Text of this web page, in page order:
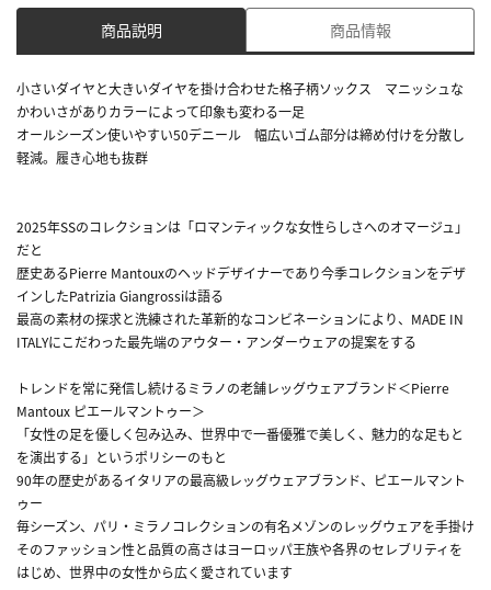
商品説明 商品情報
小さいダイヤと大きいダイヤを掛け合わせた格子柄ソックス マニッシュな
かわいさがありカラーによって印象も変わる一足
オールシーズン使いやすい50デニール 幅広いゴム部分は締め付けを分散し
軽減。履き心地も抜群
2025年SSのコレクションは「ロマンティックな女性らしさへのオマージュ」
だと
歴史あるPierre Mantouxのヘッドデザイナーであり今季コレクションをデザ
インしたPatrizia Giangrossiは語る
最高の素材の探求と洗練された革新的なコンビネーションにより、MADE IN
ITALYにこだわった最先端のアウター・アンダーウェアの提案をする
トレンドを常に発信し続けるミラノの老舗レッグウェアブランド＜Pierre
Mantoux ピエールマントゥー＞
「女性の足を優しく包み込み、世界中で一番優雅で美しく、魅力的な足もと
を演出する」というポリシーのもと
90年の歴史があるイタリアの最高級レッグウェアブランド、ピエールマント
ゥー
毎シーズン、パリ・ミラノコレクションの有名メゾンのレッグウェアを手掛け
そのファッション性と品質の高さはヨーロッパ王族や各界のセレブリティを
はじめ、世界中の女性から広く愛されています